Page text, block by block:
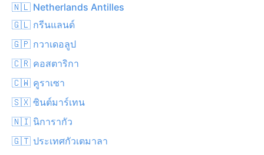
🇳🇱 Netherlands Antilles
🇬🇱 กรีนแลนด์
🇬🇵 กวาเดอลูป
🇨🇷 คอสตาริกา
🇨🇼 คูราเซา
🇸🇽 ซินต์มาร์เทน
🇳🇮 นิการากัว
🇬🇹 ประเทศกัวเตมาลา